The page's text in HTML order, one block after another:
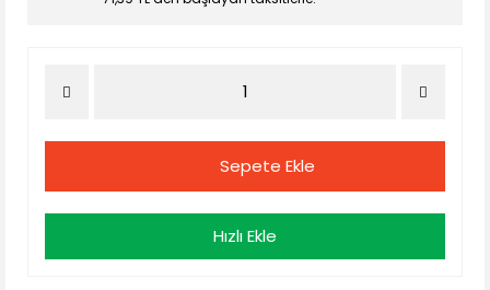
Sepete Ekle
Hızlı Ekle